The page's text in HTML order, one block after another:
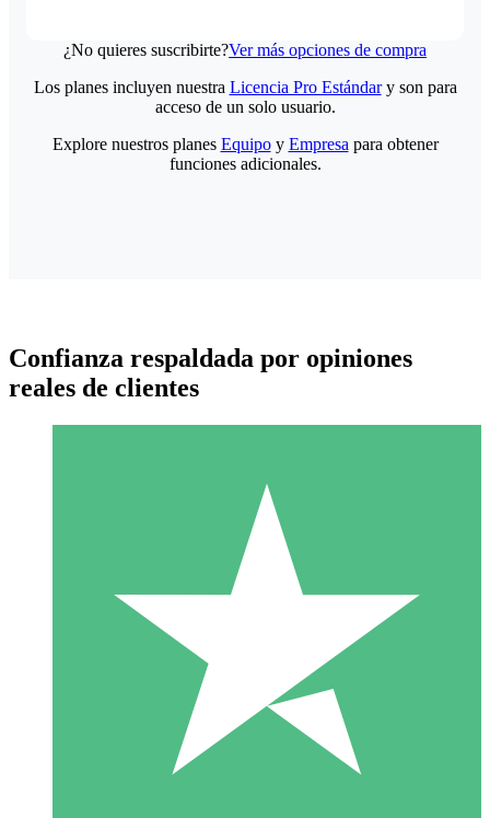
¿No quieres suscribirte?Ver más opciones de compra
Paquetes de Créditos Individuales
Paga según el uso con créditos de descarga. Sin compromiso
10 00
Los planes incluyen nuestra Licencia Pro Estándary son para
acceso de un solo usuario.
Explore nuestros planes Equipoy Empresa para obtener
funciones adicionales.
Confianza respaldada por opiniones
reales de clientes